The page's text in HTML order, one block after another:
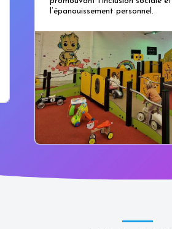
l’épanouissement personnel.